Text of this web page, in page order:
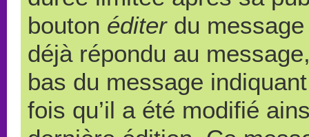
bouton éditerdu message
déjà répondu au
bas du message
fois qu’il a été modifié